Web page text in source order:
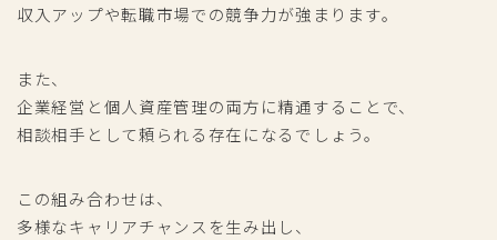
収入アップや転職市場での競争力が強まります。
また、
企業経営と個人資産管理の両方に精通することで、
相談相手として頼られる存在になるでしょう。
この組み合わせは、
多様なキャリアチャンスを生み出し、